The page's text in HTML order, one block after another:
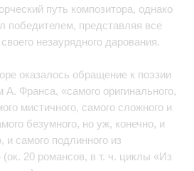
путь композитора, однако
победителем, представляя все
незаурядного дарования.
оказалось обращение к поэзии
Франса, «самого оригинального,
мистичного, самого сложного и
безумного, но уж, конечно, и
и самого подлинного из
20 романсов, в т. ч. циклы «Из